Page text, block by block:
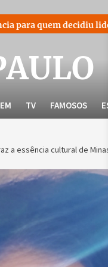
liderar a própria
TV FAMOSOS
a essência cultural de